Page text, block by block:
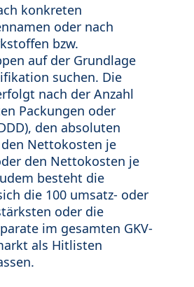
konkreten
oder nach
bzw.
auf der Grundlage
suchen. Die
nach der Anzahl
Packungen oder
den absoluten
Nettokosten je
den Nettokosten je
besteht die
die 100 umsatz- oder
oder die
im gesamten GKV-
als Hitlisten